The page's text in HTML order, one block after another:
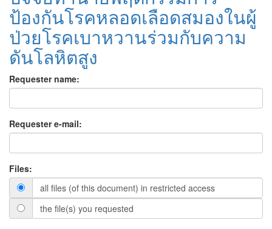
ป้องกันโรคหลอดเลือดสมองในผู้
ป่วยโรคเบาหวานร่วมกับความ
ดันโลหิตสูง
Requester name:
Requester e-mail:
Files:
all files (of this document) in restricted access
the file(s) you requested